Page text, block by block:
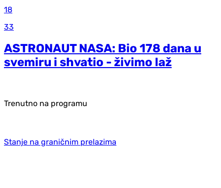
18
33
ASTRONAUT NASA: Bio 178 dana u
svemiru i shvatio - živimo laž
Trenutno na programu
Stanje na graničnim prelazima